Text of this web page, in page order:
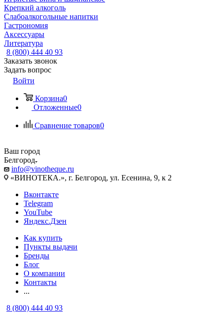
Крепкий алкоголь
Слабоалкогольные напитки
Гастрономия
Аксессуары
Литература
8 (800) 444 40 93
Заказать звонок
Задать вопрос
Войти
Корзина0
Отложенные0
Сравнение товаров0
Ваш город
Белгород
info@vinotheque.ru
«ВИНОТЕКА.», г. Белгород, ул. Есенина, 9, к 2
Вконтакте
Telegram
YouTube
Яндекс.Дзен
Как купить
Пункты выдачи
Бренды
Блог
О компании
Контакты
...
8 (800) 444 40 93